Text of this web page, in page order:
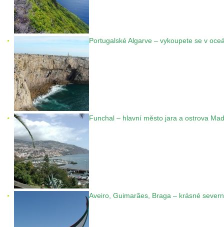
Portugalské Algarve – vykoupete se v
Funchal – hlavní město jara a ostrova
Aveiro, Guimarães, Braga – krásné